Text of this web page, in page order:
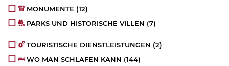
MONUMENTE (12)
PARKS UND HISTORISCHE VILLEN (7)
TOURISTISCHE DIENSTLEISTUNGEN (2)
WO MAN SCHLAFEN KANN (144)